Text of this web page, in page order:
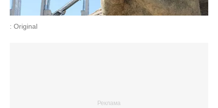
: Original